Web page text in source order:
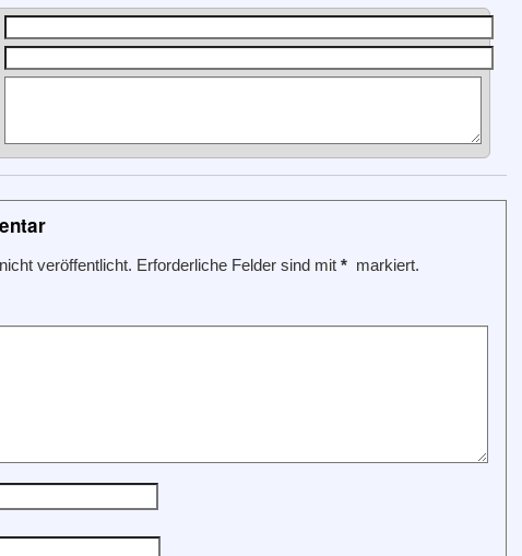
veröffentlicht. Erforderliche Felder sind mit * markiert.